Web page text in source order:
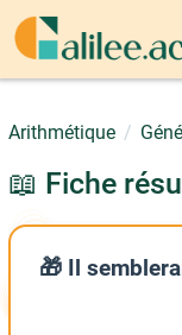
Passer au contenu
Arithmétique
📖 Fiche
🎁 Il